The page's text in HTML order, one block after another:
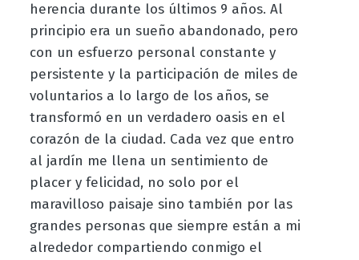
herencia durante los últimos 9 años. Al
principio era un sueño abandonado, pero
con un esfuerzo personal constante y
persistente y la participación de miles de
voluntarios a lo largo de los años, se
transformó en un verdadero oasis en el
corazón de la ciudad. Cada vez que entro
al jardín me llena un sentimiento de
placer y felicidad, no solo por el
maravilloso paisaje sino también por las
grandes personas que siempre están a mi
alrededor compartiendo conmigo el